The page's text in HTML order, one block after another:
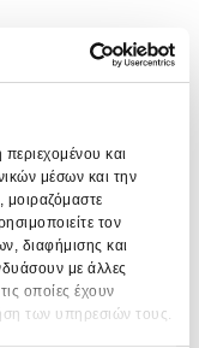
και
μέσων και την
μοιραζόμαστε
τον
διαφήμισης και
με άλλες
οποίες έχουν
των υπηρεσιών τους.